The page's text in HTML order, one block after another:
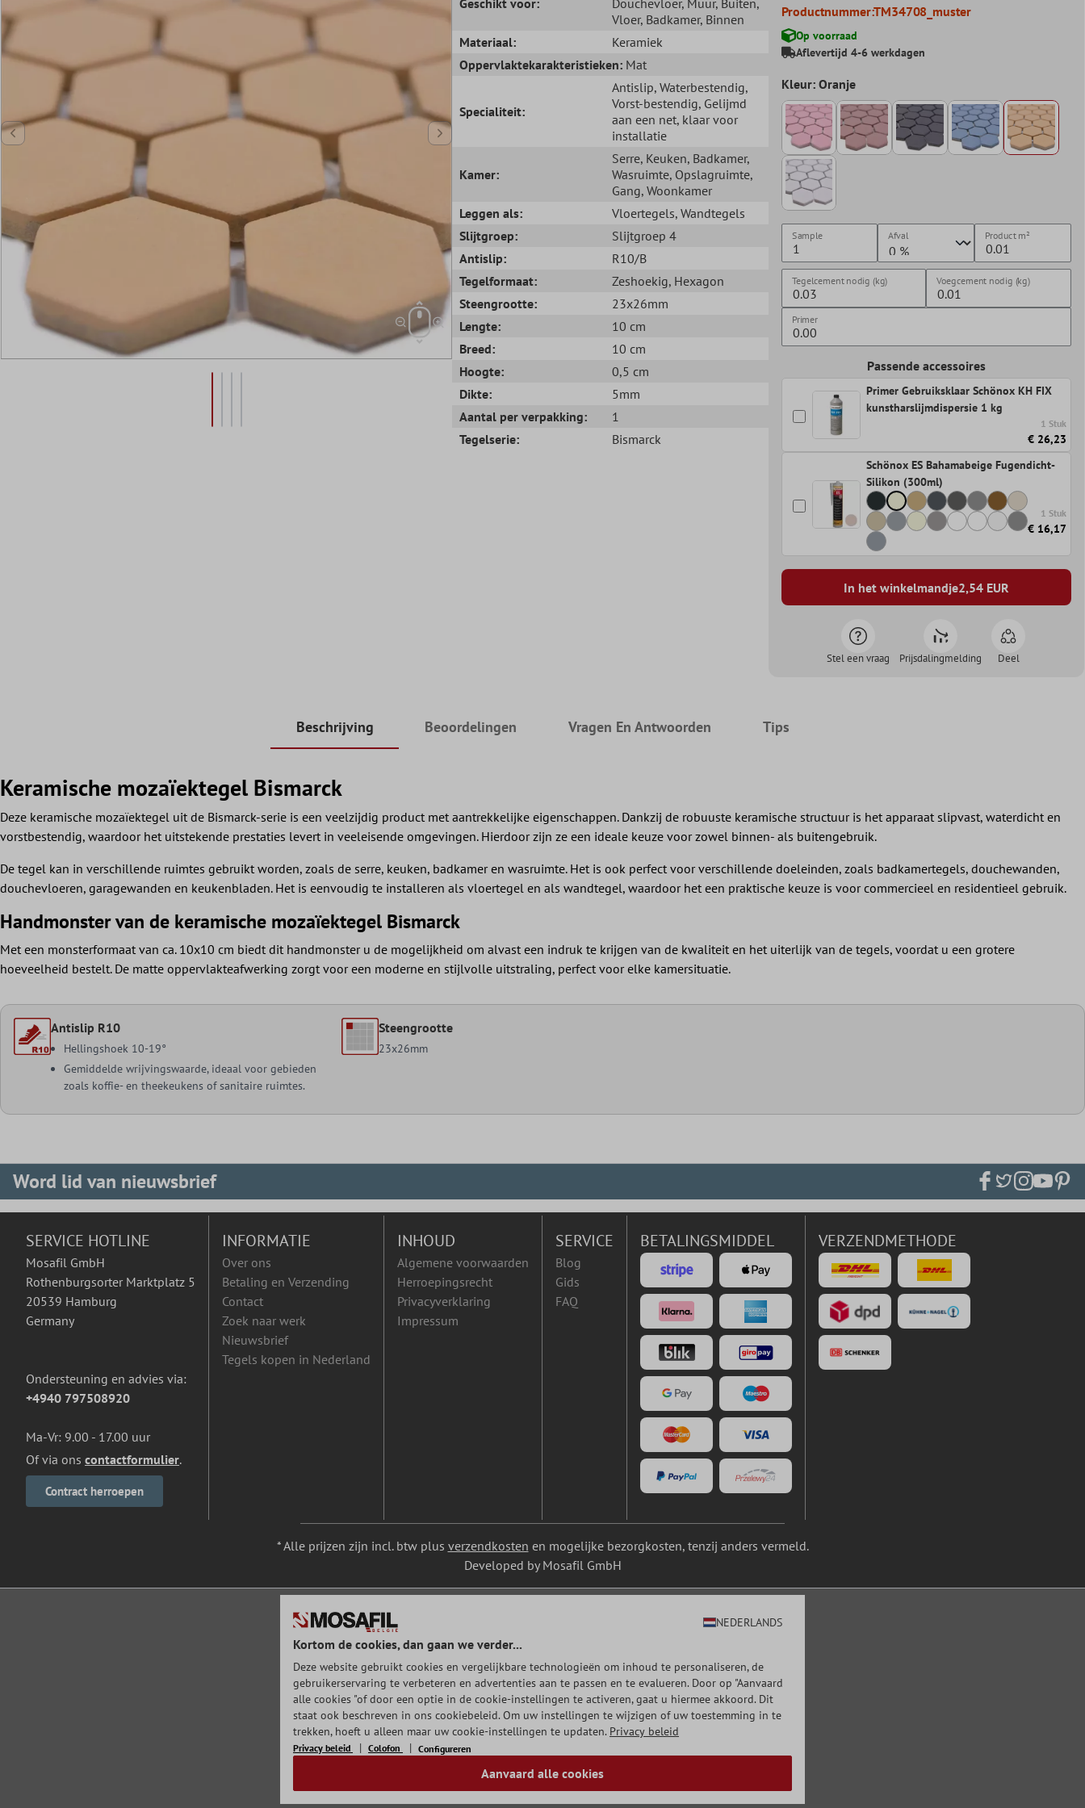
Vloer, Badkamer, Binnen
Materiaal:
Keramiek
Oppervlaktekarakteristieken: Mat
Specialiteit:
Antislip, Waterbestendig,
Vorst-bestendig, Gelijmd
aan een net, klaar voor
installatie
Kamer:
Serre, Keuken, Badkamer,
Wasruimte, Opslagruimte,
Gang, Woonkamer
Leggen als:
Vloertegels, Wandtegels
Slijtgroep:
Slijtgroep 4
Antislip:
R10/B
Tegelformaat:
Zeshoekig, Hexagon
Steengrootte:
23x26mm
Lengte:
10 cm
Breed:
10 cm
Hoogte:
0,5 cm
Dikte:
5mm
Aantal per verpakking:
1
Tegelserie:
Bismarck
Productnummer:TM34708_muster
Op voorraad
Aflevertijd 4-6 werkdagen
Kleur: Oranje
Sample Afval Productm²
Tegelcement nodig (kg) Voegcement nodig (kg)
Primer
Passende accessoires
Primer Gebruiksklaar Schönox KH FIX
kunstharslijmdispersie 1 kg
1 Stuk
€ 26,23
Schönox ES Bahamabeige Fugendicht-
Silikon (300ml)
1 Stuk
€ 16,17
In het winkelmandje2,54EUR
Stel een vraag Prijsdalingmelding Deel
Beschrijving Beoordelingen Vragen En Antwoorden Tips
Keramische mozaïektegel Bismarck
Deze keramische mozaïektegel uit de Bismarck-serie is een veelzijdig product met aantrekkelijke eigenschappen. Dankzij de robuuste keramische structuur is het apparaat slipvast, waterdicht en
vorstbestendig, waardoor het uitstekende prestaties levert in veeleisende omgevingen. Hierdoor zijn ze een ideale keuze voor zowel binnen- als buitengebruik.
De tegel kan in verschillende ruimtes gebruikt worden, zoals de serre, keuken, badkamer en wasruimte. Het is ook perfect voor verschillende doeleinden, zoals badkamertegels, douchewanden,
douchevloeren, garagewanden en keukenbladen. Het is eenvoudig te installeren als vloertegel en als wandtegel, waardoor het een praktische keuze is voor commercieel en residentieel gebruik.
Handmonster van de keramische mozaïektegel Bismarck
Met een monsterformaat van ca. 10x10 cm biedt dit handmonster u de mogelijkheid om alvast een indruk te krijgen van de kwaliteit en het uiterlijk van de tegels, voordat u een grotere
hoeveelheid bestelt. De matte oppervlakteafwerking zorgt voor een moderne en stijlvolle uitstraling, perfect voor elke kamersituatie.
Antislip R10
Hellingshoek 10-19°
Gemiddelde wrijvingswaarde, ideaal voor gebieden
zoals koffie- en theekeukens of sanitaire ruimtes.
Steengrootte
23x26mm
Word lid van nieuwsbrief
SERVICE HOTLINE
Mosafil GmbH
Rothenburgsorter Marktplatz 5
20539 Hamburg
Germany
Ondersteuning en advies via:
+4940 797508920
Ma-Vr: 9.00 - 17.00 uur
Of via ons contactformulier.
Contract herroepen
INFORMATIE
Over ons
Betaling en Verzending
Contact
Zoek naar werk
Nieuwsbrief
Tegels kopen in Nederland
INHOUD
Algemene voorwaarden
Herroepingsrecht
Privacyverklaring
Impressum
SERVICE
Blog
Gids
FAQ
BETALINGSMIDDEL VERZENDMETHODE
* Alle prijzen zijn incl. btw plus verzendkosten en mogelijke bezorgkosten, tenzij anders vermeld.
Developed by Mosafil GmbH
NEDERLANDS
Kortom de cookies, dan gaan we verder...
Deze website gebruikt cookies en vergelijkbare technologieën om inhoud te personaliseren, de
gebruikerservaring te verbeteren en advertenties aan te passen en te evalueren. Door op "Aanvaard
alle cookies "of door een optie in de cookie-instellingen te activeren, gaat u hiermee akkoord. Dit
staat ook beschreven in ons cookiebeleid. Om uw instellingen te wijzigen of uw toestemming in te
trekken, hoeft u alleen maar uw cookie-instellingen te updaten. Privacy beleid
Privacy beleid Colofon Configureren
Aanvaard alle cookies